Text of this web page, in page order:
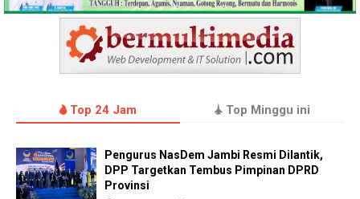
Top 24 Jam Top Minggu ini
Pengurus NasDem Jambi Resmi Dilantik,
DPP Targetkan Tembus Pimpinan DPRD
Provinsi